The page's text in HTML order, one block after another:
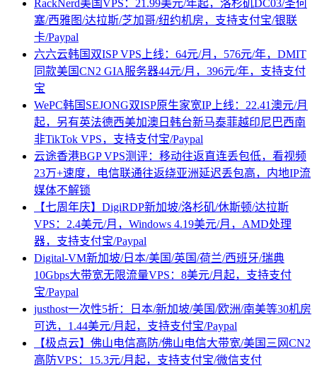
RackNerd美国VPS：21.99美元/年起，洛杉矶DC03/圣何
塞/西雅图/达拉斯/芝加哥/纽约机房，支持支付宝/银联
卡/Paypal
六六云韩国双ISP VPS上线：64元/月，576元/年，DMIT
同款美国CN2 GIA服务器44元/月，396元/年，支持支付
宝
WePC韩国SEJONG双ISP原生家宽IP上线：22.41澳元/月
起，另有英法德西美加澳日韩台新马泰菲越印尼巴西南
非TikTok VPS，支持支付宝/Paypal
云途香港BGP VPS测评：移动往返直连丢包低，看视频
23万+速度，电信联通往返绕亚洲延迟丢包高，内地IP流
媒体不解锁
【七周年庆】DigiRDP新加坡/洛杉矶/休斯顿/达拉斯
VPS：2.4美元/月，Windows 4.19美元/月，AMD处理
器，支持支付宝/Paypal
Digital-VM新加坡/日本/美国/英国/荷兰/西班牙/瑞典
10Gbps大带宽无限流量VPS：8美元/月起，支持支付
宝/Paypal
justhost一次性5折：日本/新加坡/美国/欧洲/南美等30机房
可选，1.44美元/月起，支持支付宝/Paypal
【极点云】佛山电信高防/佛山电信大带宽/美国三网CN2
高防VPS：15.3元/月起，支持支付宝/微信支付